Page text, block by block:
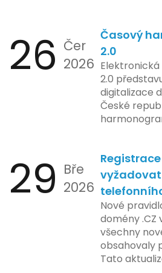
podniky s
procesy.
26 Čer
2026
Časový
2.0
2.0
digitalizace
České
zahrnuje
platformy a
které by
konce
že tato fáze
systémů a
potřebné
být
29 Bře
2026
Nové
domény .CZ
všechny
obsahovaly
Tato